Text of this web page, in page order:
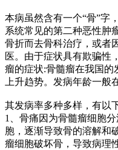
本病虽然含有一个“骨”字
系统常见的第二种恶性肿
骨折而去骨科治疗，或者
医。由于症状具有欺骗性
瘤的症状:骨髓瘤在我国的
上升趋势。发病年龄一般
其发病率多种多样，有以
1、骨痛因为骨髓瘤细胞
胞，逐渐导致骨的溶解和
瘤细胞破坏骨，导致病理